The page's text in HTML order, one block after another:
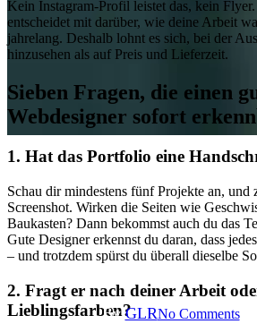
Artikel Branding
Webdesigner
als Coach einen
By GLRNo Comments6
Kein Instagram-Profil leistet das, kein
entscheidet mit darüber, wie deine Arbeit
jahrelang. Deshalb lohnt es sich, bei der
hinzusehen als auf Preis und Lieferzeit.
Sieben Fragen, die einen
Webdesigner sofort
1. Hat das Portfolio eine
Schau dir mindestens fünf Projekte an,
Screenshot. Wirken die Seiten wie
Baukasten? Dann bekommst auch du das
Gute Designer erkennst du daran, dass
– und trotzdem spürst du überall dieselbe
2. Fragt er nach deiner Arbeit
Lieblingsfarben?